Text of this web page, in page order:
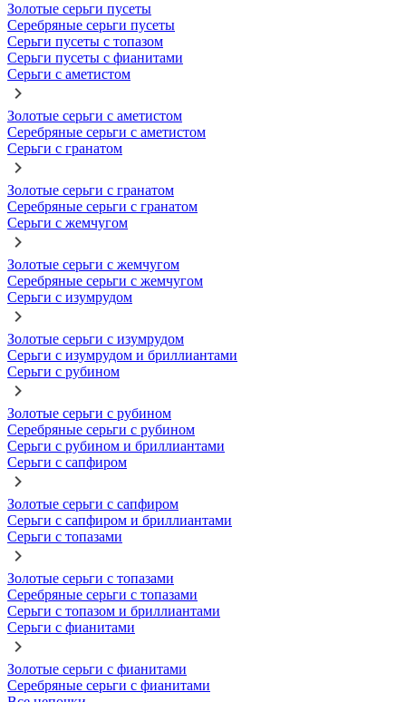
Золотые серьги пусеты
Серебряные серьги пусеты
Серьги пусеты с топазом
Серьги пусеты с фианитами
Серьги с аметистом
Золотые серьги с аметистом
Серебряные серьги с аметистом
Серьги с гранатом
Золотые серьги с гранатом
Серебряные серьги с гранатом
Серьги с жемчугом
Золотые серьги с жемчугом
Серебряные серьги с жемчугом
Серьги с изумрудом
Золотые серьги с изумрудом
Серьги с изумрудом и бриллиантами
Серьги с рубином
Золотые серьги с рубином
Серебряные серьги с рубином
Серьги с рубином и бриллиантами
Серьги с сапфиром
Золотые серьги с сапфиром
Серьги с сапфиром и бриллиантами
Серьги с топазами
Золотые серьги с топазами
Серебряные серьги с топазами
Серьги с топазом и бриллиантами
Серьги с фианитами
Золотые серьги с фианитами
Серебряные серьги с фианитами